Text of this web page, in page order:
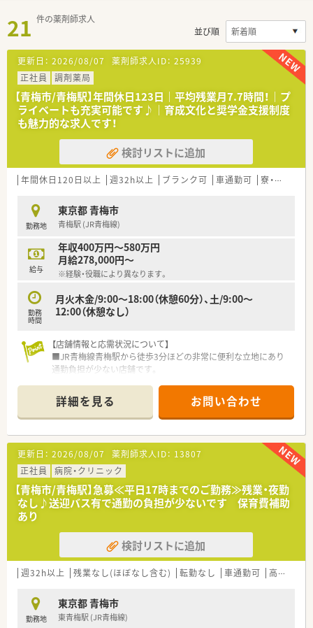
21 件の薬剤師求人
並び順
更新日： 2026/08/07 薬剤師求人ID： 25939
正社員
調剤薬局
【青梅市/青梅駅】年間休日123日｜平均残業月7.7時間！｜プ
ライベートも充実可能です♪｜育成文化と奨学金支援制度
も魅力的な求人です！
検討リストに追加
年間休日120日以上 週32h以上 ブランク可 車通勤可 寮・借上社宅あり
勤務地
東京都 青梅市
青梅駅 (JR青梅線)
給与
年収400万円～580万円
月給278,000円～
※経験・役職により異なります。
勤務
時間
月火木金/9:00～18:00（休憩60分）、土/9:00～
12:00（休憩なし）
【店舗情報と応需状況について】
■JR青梅線青梅駅から徒歩3分ほどの非常に便利な立地にあり
通勤負担が少ない店舗です。
に対応しています。
■常勤薬剤師3名、非常勤1名、事務2名が在籍し、薬剤師は常時2
～3名体制で業務にあたっています。
【求人情報について】
■給与は経験や役職に応じて400万円から580万円までが検討可
能であり、昇給賞与もあります。
■年間休日は123日と豊富で調整休暇5日を合わせており、有給
休暇とは別で取得が可能です。
■奨学金返済支援制度や家賃補助制度があり、特に青梅店勤務の
【勤務実態について】
■変形労働制を採用しており週平均40時間勤務で、年間休日は
123日以上と非常に豊富です。
位で確実に支給されます。
■有給休暇の取得率は60％超で、平均取得日数は10.1日と非常
に休みを取りやすい環境です。
詳細を見る お問い合わせ
更新日： 2026/08/07 薬剤師求人ID： 13807
正社員
病院・クリニック
【青梅市/青梅駅】急募≪平日17時までのご勤務≫残業・夜勤
なし♪送迎バス有で通勤の負担が少ないです 保育費補助
あり
検討リストに追加
週32h以上 残業なし(ほぼなし含む) 転勤なし 車通勤可 高給与(600万円以上)
勤務地
東京都 青梅市
東青梅駅 (JR青梅線)